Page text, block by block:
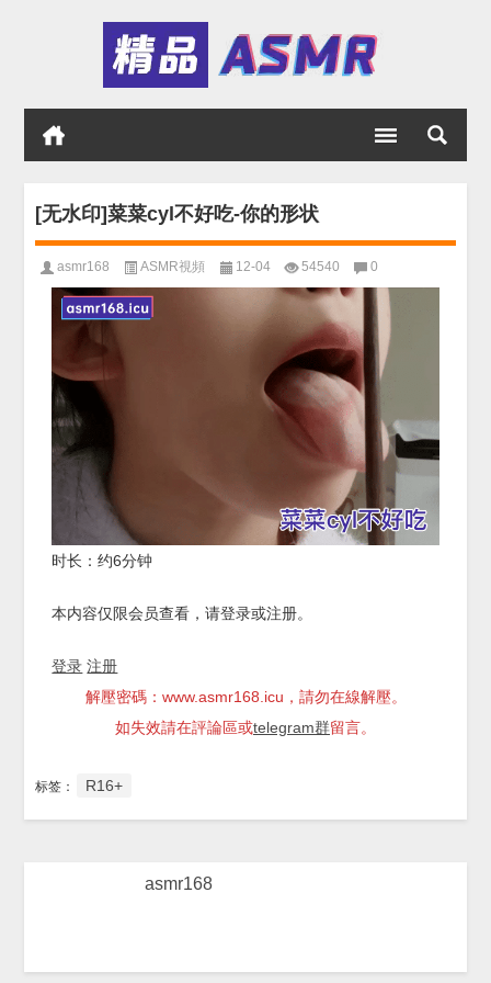
[无水印]菜菜cyl不好吃-你的形状
asmr168 ASMR視頻 12-04 54540 0
时长：约6分钟
本内容仅限会员查看，请登录或注册。
登录 注册
解壓密碼：www.asmr168.icu，請勿在線解壓。
如失效請在評論區或telegram群留言。
标签： R16+
asmr168